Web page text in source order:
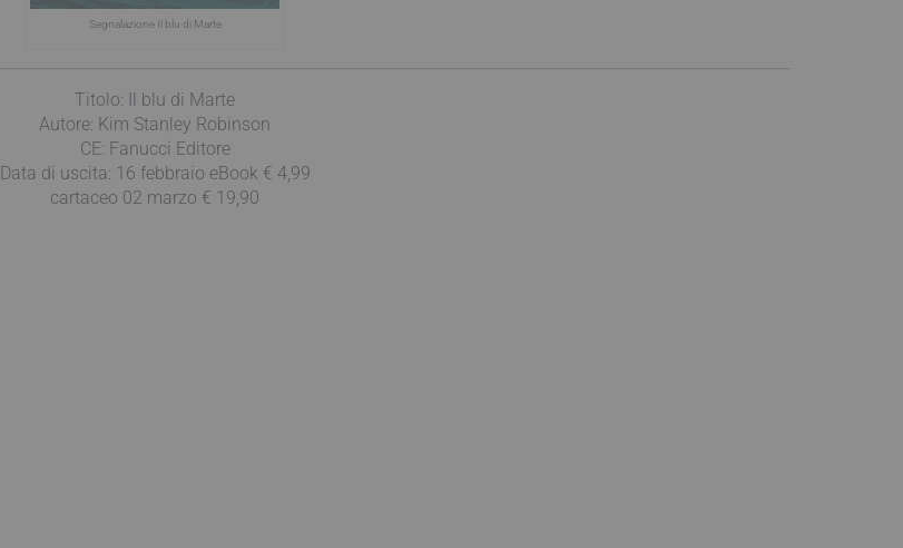
Segnalazione Il blu di Marte
Titolo: Il blu di Marte
Autore: Kim Stanley Robinson
CE: Fanucci Editore
Data di uscita: 16 febbraio eBook € 4,99
cartaceo 02 marzo € 19,90